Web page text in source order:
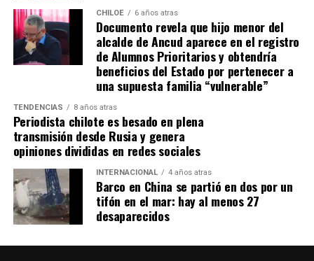
CHILOE 6 años atras
Documento revela que hijo menor del
alcalde de Ancud aparece en el registro
de Alumnos Prioritarios y obtendría
beneficios del Estado por pertenecer a
una supuesta familia “vulnerable”
TENDENCIAS 8 años atras
Periodista chilote es besado en plena
transmisión desde Rusia y genera
opiniones divididas en redes sociales
INTERNACIONAL 4 años atras
Barco en China se partió en dos por un
tifón en el mar: hay al menos 27
desaparecidos